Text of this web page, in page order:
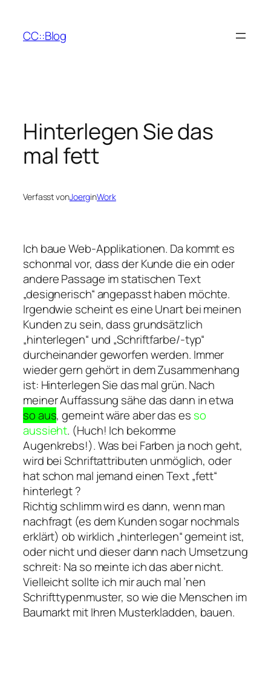
springen
CC::Blog
Hinterlegen Sie das
mal fett
Verfasst vonJoerginWork
Ich baue Web-Applikationen. Da kommt es
schonmal vor, dass der Kunde die ein oder
andere Passage im statischen Text
„designerisch“ angepasst haben möchte.
Irgendwie scheint es eine Unart bei meinen
Kunden zu sein, dass grundsätzlich
„hinterlegen“ und „Schriftfarbe/-typ“
durcheinander geworfen werden. Immer
wieder gern gehört in dem Zusammenhang
ist: Hinterlegen Sie das mal grün. Nach
meiner Auffassung sähe das dann in etwa
so aus, gemeint wäre aber das es so
aussieht. (Huch! Ich bekomme
Augenkrebs!). Was bei Farben ja noch geht,
wird bei Schriftattributen unmöglich, oder
hat schon mal jemand einen Text „fett“
hinterlegt ?
Richtig schlimm wird es dann, wenn man
nachfragt (es dem Kunden sogar nochmals
erklärt) ob wirklich „hinterlegen“ gemeint ist,
oder nicht und dieser dann nach Umsetzung
schreit: Na so meinte ich das aber nicht.
Vielleicht sollte ich mir auch mal ’nen
Schrifttypenmuster, so wie die Menschen im
Baumarkt mit Ihren Musterkladden, bauen.